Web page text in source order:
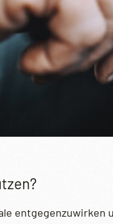
entgegenzuwirken